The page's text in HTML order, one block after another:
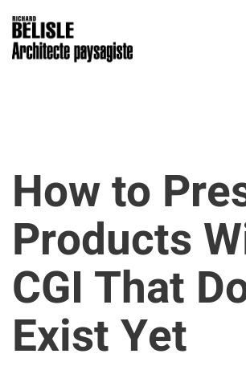
Skip to main content
How to
Products
CGI That
Exist Yet